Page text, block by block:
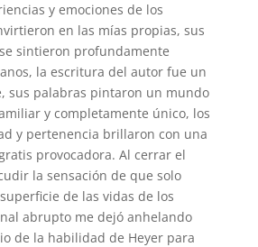
y emociones de los
en las mías propias, sus
sintieron profundamente
la escritura del autor fue un
sus palabras pintaron un mundo
y completamente único, los
y pertenencia brillaron con una
provocadora. Al cerrar el
la sensación de que solo
de las vidas de los
abrupto me dejó anhelando
de la habilidad de Heyer para